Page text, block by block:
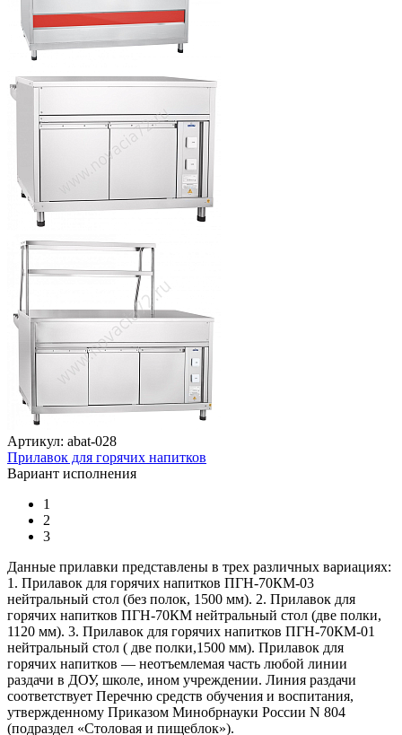
Артикул: abat-028
Прилавок для горячих напитков
Вариант исполнения
1
2
3
Данные прилавки представлены в трех различных вариациях:
1. Прилавок для горячих напитков ПГН-70КМ-03
нейтральный стол (без полок, 1500 мм). 2. Прилавок для
горячих напитков ПГН-70КМ нейтральный стол (две полки,
1120 мм). 3. Прилавок для горячих напитков ПГН-70КМ-01
нейтральный стол ( две полки,1500 мм). Прилавок для
горячих напитков — неотъемлемая часть любой линии
раздачи в ДОУ, школе, ином учреждении. Линия раздачи
соответствует Перечню средств обучения и воспитания,
утвержденному Приказом Минобрнауки России N 804
(подраздел «Столовая и пищеблок»).